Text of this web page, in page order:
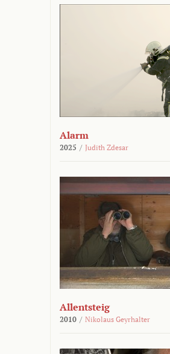
Alarm
2025 / Judith Zdesar
Allentsteig
2010 / Nikolaus Geyrhalter